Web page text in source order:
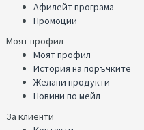
Афилейт програма
Промоции
Моят профил
Моят профил
История на поръчките
Желани продукти
Новини по мейл
За клиенти